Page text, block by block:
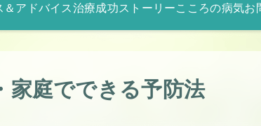
＆アドバイス治療成功ストーリーこころの病気お
家庭でできる予防法